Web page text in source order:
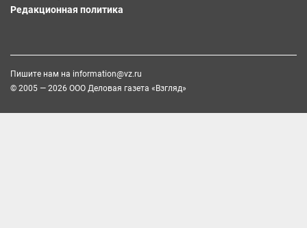
Редакционная политика
Пишите нам на information@vz.ru
© 2005 — 2026 ООО Деловая газета «Взгляд»